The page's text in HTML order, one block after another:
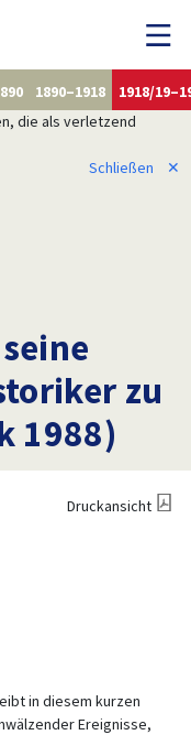
1890–1918
1918/
die als verletzend
Schließen
✕
zu
1988)
Druckansicht
in diesem kurzen
Ereignisse,